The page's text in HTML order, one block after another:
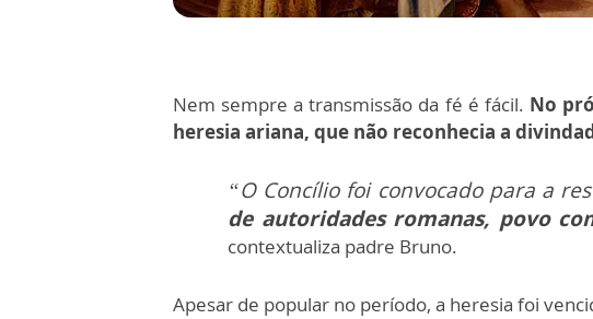
Nem sempre a transmissão da fé é fácil. No
heresia ariana, que não reconhecia a
“O Concílio foi convocado para a
de autoridades romanas, povo
contextualiza padre Bruno.
Apesar de popular no período, a heresia foi